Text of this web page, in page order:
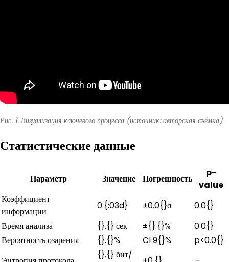
Рис. 1. Визуализация ключевого процесса (источник: авторская съёмка)
Статистические данные
Параметр Значение Погрешность
p-
value
Коэффициент
информации
0.{:03d} ±0.0{}σ
0.0{}
Время анализа
{}.{} сек ±{}.{}%
0.0{}
Вероятность озарения
{}.{}% CI 9{}%
p<0.0{}
{}.{} бит/